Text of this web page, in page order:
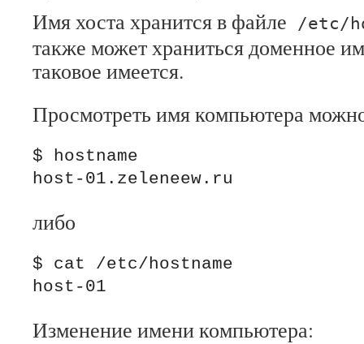
Имя хоста хранится в файле /etc/
также может храниться доменное
таковое имеется.
Просмотреть имя компьютера
$ hostname
host-01.zeleneew.ru
либо
$ cat /etc/hostname
Изменение имени компьютера: